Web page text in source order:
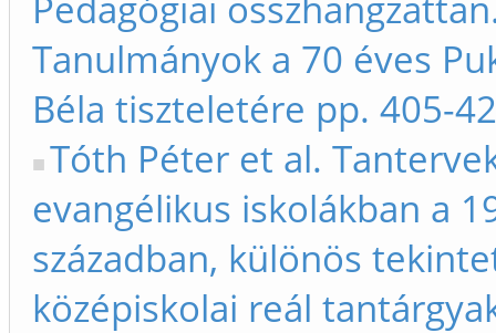
Tanulmányok a 70 éves
Béla tiszteletére pp. 405-
Tóth Péter et al.
evangélikus iskolákban a
században, különös
középiskolai reál